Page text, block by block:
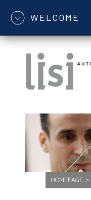
WELCOME
HOMEPAGE>